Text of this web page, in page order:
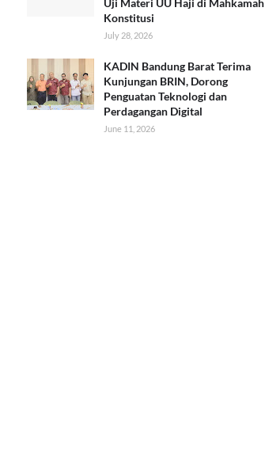
Uji Materi UU Haji di Mahkamah
Konstitusi
July 28, 2026
KADIN Bandung Barat Terima
Kunjungan BRIN, Dorong
Penguatan Teknologi dan
Perdagangan Digital
June 11, 2026